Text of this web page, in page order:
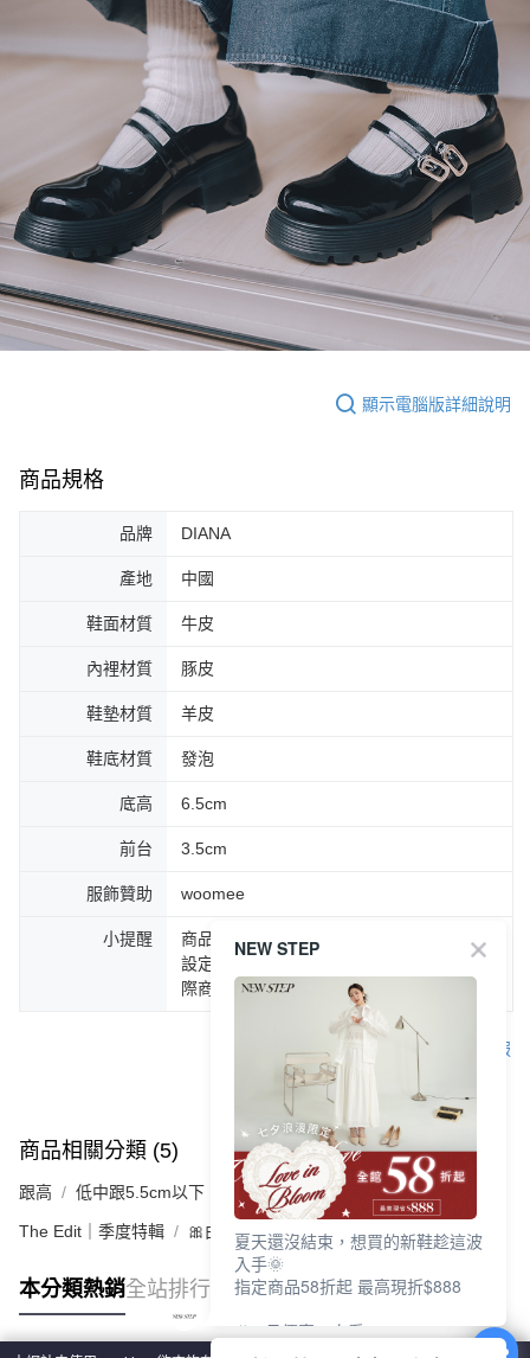
顯示電腦版詳細說明
商品規格
品牌 DIANA
產地 中國
鞋面材質 牛皮
內裡材質 豚皮
鞋墊材質 羊皮
鞋底材質 發泡
底高 6.5cm
前台 3.5cm
服飾贊助 woomee
小提醒
商品圖片顏色會因拍攝燈光環境或個人螢幕
設定不同，而造成部份色差現象，顏色以實
際商品為主。
客服
商品相關分類 (5) 查看全部
跟高 低中跟5.5cm以下
The Edit｜季度特輯 🎀由妳定義瑪莉珍
本分類熱銷全站排行
NEW STEP
夏天還沒結束，想買的新鞋趁這波
入手🌞
指定商品58折起 最高現折$888
🎉 8月優惠一次看
①LINE購物最高10%回饋